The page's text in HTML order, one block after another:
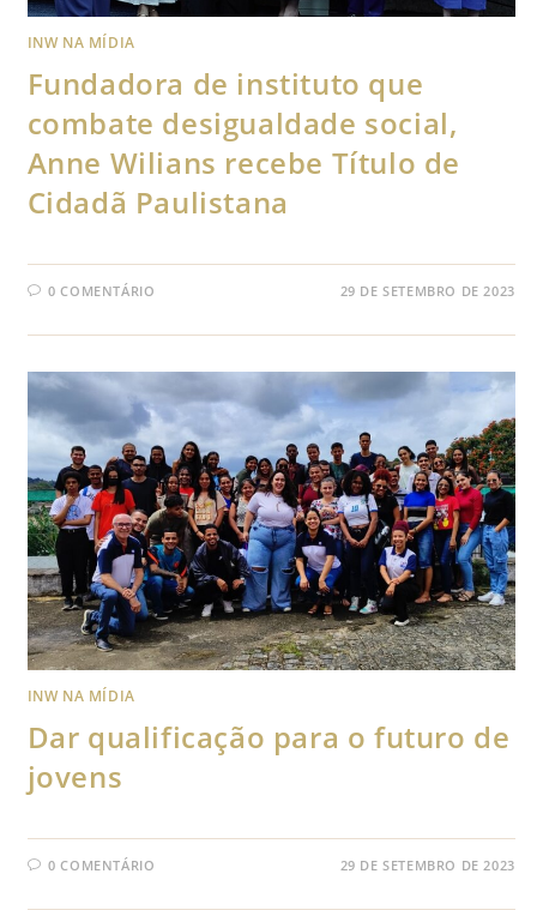
INW NA MÍDIA
Fundadora de instituto que
combate desigualdade social,
Anne Wilians recebe Título de
Cidadã Paulistana
0 COMENTÁRIO 29 DE SETEMBRO DE 2023
INW NA MÍDIA
Dar qualificação para o futuro de
jovens
0 COMENTÁRIO 29 DE SETEMBRO DE 2023